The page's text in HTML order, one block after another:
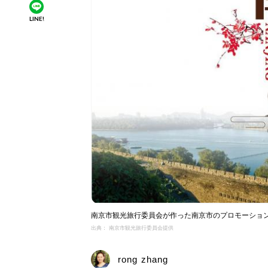
LINE!
南京市観光旅行委員会が作った南京市のプロモーショ
出典： 南京市観光旅行委員会提供
rong zhang